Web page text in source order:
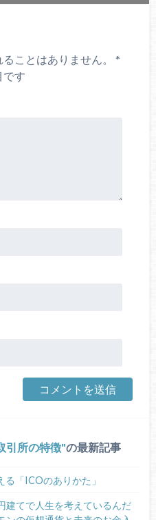
ことはありません。
*
です
引所の特徴 の最新記事
「ICOのありかた」
建てで人生を考えているんだ